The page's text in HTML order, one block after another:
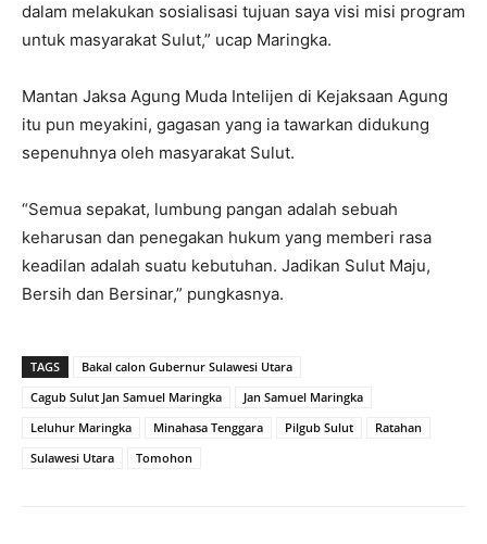
dalam melakukan sosialisasi tujuan saya visi misi program
untuk masyarakat Sulut,” ucap Maringka.
Mantan Jaksa Agung Muda Intelijen di Kejaksaan Agung
itu pun meyakini, gagasan yang ia tawarkan didukung
sepenuhnya oleh masyarakat Sulut.
“Semua sepakat, lumbung pangan adalah sebuah
keharusan dan penegakan hukum yang memberi rasa
keadilan adalah suatu kebutuhan. Jadikan Sulut Maju,
Bersih dan Bersinar,” pungkasnya.
TAGS
Bakal calon Gubernur Sulawesi Utara
Cagub Sulut Jan Samuel Maringka
Jan Samuel Maringka
Leluhur Maringka
Minahasa Tenggara Pilgub Sulut
Ratahan
Sulawesi Utara
Tomohon